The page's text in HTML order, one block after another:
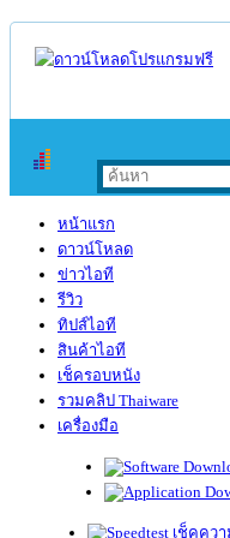
หน้าแรก
ดาวน์โหลด
ข่าวไอที
รีวิว
ทิปส์ไอที
สินค้าไอที
เช็ครอบหนัง
รวมคลิป Thaiware
เครื่องมือ
เช็คควา